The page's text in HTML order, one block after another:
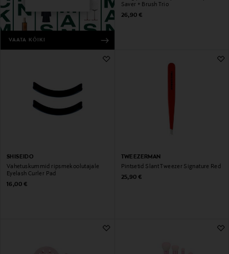
VAATA KÕIKI
Saver + Brush Trio
Original Price
26,90 €
SHISEIDO
Vahetuskummid ripsmekoolutajale
Eyelash Curler Pad
Original Price
16,00 €
TWEEZERMAN
Pintsetid Slant Tweezer Signature Red
Original Price
25,90 €